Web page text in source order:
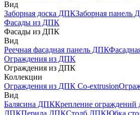
Вид
Заборная доска ДПКЗаборная панель
Фасады из ДПК
Фасады из ДПК
Вид
Реечная фасадная панель ДПК
Ограждения из ДПК
Ограждения из ДПК
Коллекции
Ограждения из ДПК Co-extrusion
Вид
Балясина ДПККрепление ограждений
ДПКПерила ДПКСтолб ДПКЮбка